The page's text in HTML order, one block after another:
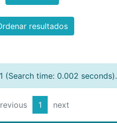
resultados
(Search time: 0.002 seconds).
1 next